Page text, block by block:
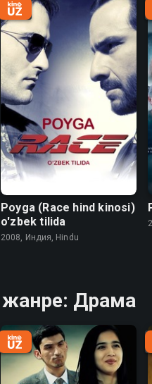
Poyga (Race hind kinosi)
o'zbek tilida
2008, Индия, Hindu
Драма